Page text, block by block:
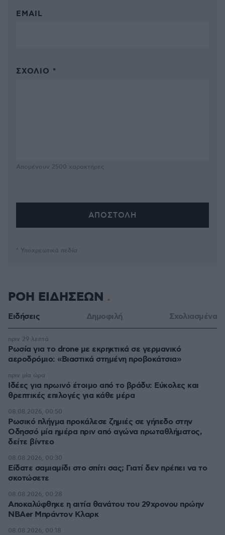
EMAIL
ΣΧΌΛΙΟ *
Απομένουν 2500 χαρακτήρες
* Υποχρεωτικά πεδία
ΡΟΗ ΕΙΔΗΣΕΩΝ
Ειδήσεις Δημοφιλή Σχολιασμένα
Ρωσία για το drone με εκρηκτικά σε γερμανικό
αεροδρόμιο: «Βιαστικά στημένη προβοκάτσια»
πριν 29 λεπτά
Ιδέες για πρωινό έτοιμο από το βράδυ: Εύκολες και
θρεπτικές επιλογές για κάθε μέρα
πριν μία ώρα
Ρωσικό πλήγμα προκάλεσε ζημιές σε γήπεδο στην
Οδησσό μία ημέρα πριν από αγώνα πρωταθλήματος,
δείτε βίντεο
08.08.2026, 00:50
Είδατε σαμιαμίδι στο σπίτι σας; Γιατί δεν πρέπει να το
σκοτώσετε
08.08.2026, 00:30
Αποκαλύφθηκε η αιτία θανάτου του 29χρονου πρώην
NBAer Μπράντον Κλαρκ
08.08.2026, 00:28
08.08.2026, 00:18